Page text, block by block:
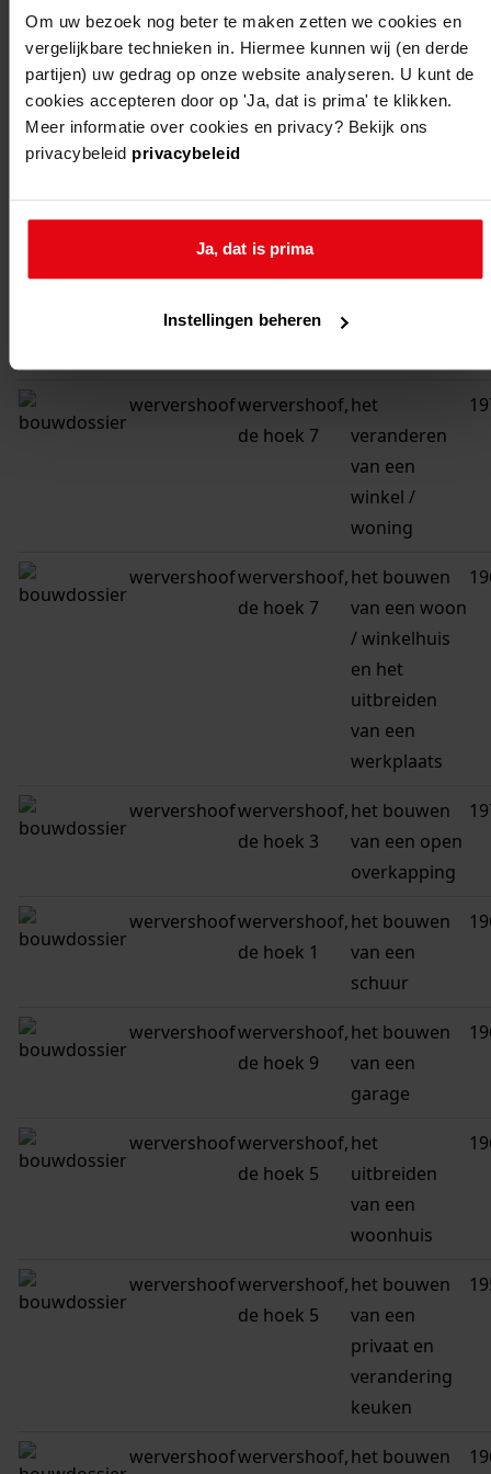
Om uw bezoek nog beter te maken zetten we cookies en
vergelijkbare technieken in. Hiermee kunnen wij (en derde
partijen) uw gedrag op onze website analyseren. U kunt de
cookies accepteren door op 'Ja, dat is prima' te klikken.
Meer informatie over cookies en privacy? Bekijk ons
privacybeleid privacybeleid
Ja, dat is prima
Instellingen beheren
van een
garage
wervershoof
wervershoof,
de hoek 9
het
verbouwen
de hoek 9
wervershoofwervershoof,
de hoek 7
het
veranderen
van een
winkel /
woning
wervershoofwervershoof,
de hoek 7
het bouwen
van een woon
/ winkelhuis
en het
uitbreiden
van een
werkplaats
wervershoofwervershoof,
de hoek 3
het bouwen
van een open
overkapping
wervershoofwervershoof,
de hoek 1
het bouwen
van een
schuur
wervershoofwervershoof,
de hoek 9
het bouwen
van een
garage
wervershoofwervershoof,
de hoek 5
het
uitbreiden
van een
woonhuis
wervershoofwervershoof,
de hoek 5
het bouwen
van een
privaat en
verandering
keuken
wervershoofwervershoof,het bouwen